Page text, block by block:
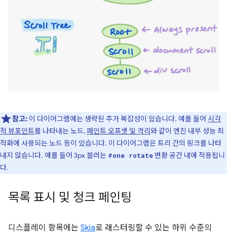
참고: 이 다이어그램에는 생략된 추가 복잡성이 있습니다. 예를 들어 시각
적 뷰포인트를 나타내는 노드,페인트 오프셋 및 격리와 같이 엔진 내부 성능 최
적화에 사용되는 노드 등이 있습니다. 이 다이어그램은 트리 간의 링크를 나타
내지 않습니다. 예를 들어 3px 블러는 #one rotate 변환 공간 내에 적용됩니
다.
목록 표시 및 청크 페인팅
디스플레이 항목에는 Skia로 래스터링할 수 있는 하위 수준의